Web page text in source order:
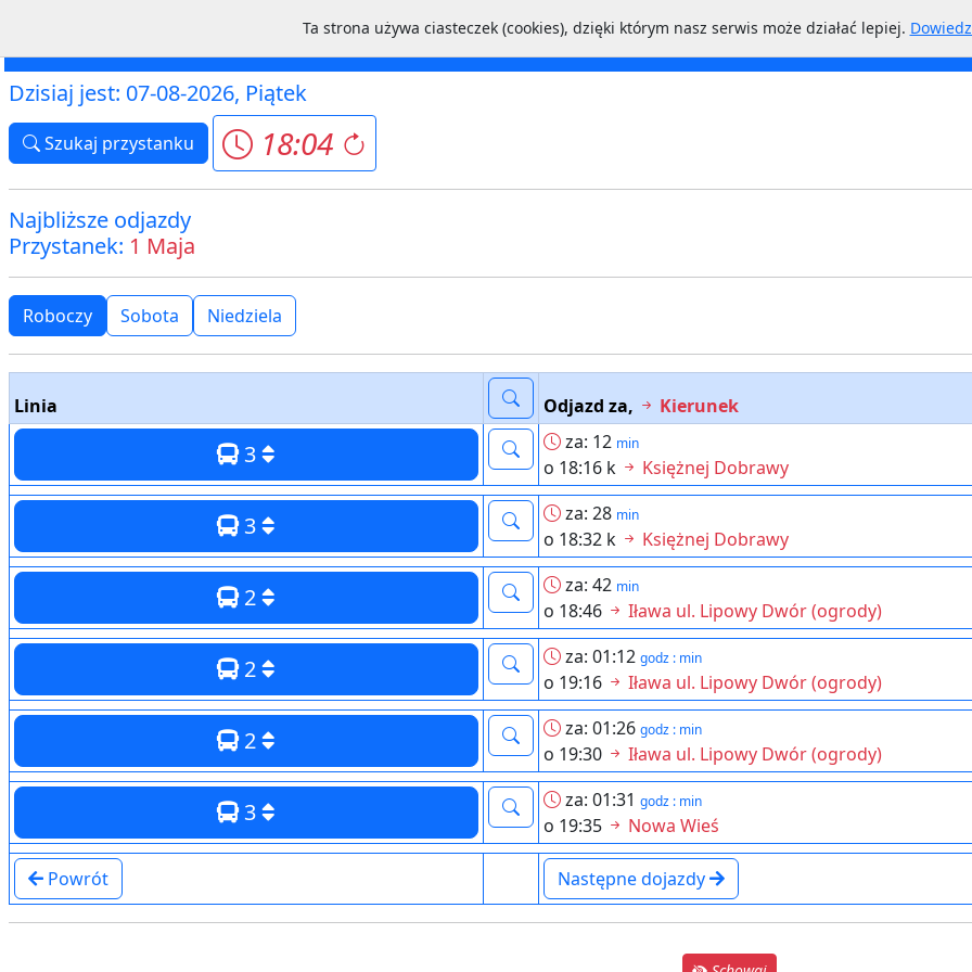
Schemat Mapa Linie Przystanki NextBus Miasto
Dzisiaj jest: 07-08-2026, Piątek
Szukaj przystanku 18:04
Najbliższe odjazdy
Przystanek: 1 Maja
Roboczy Sobota Niedziela
Linia Odjazd za, Kierunek
3 za: 12 min
o 18:16 k Księżnej Dobrawy
3 za: 28 min
o 18:32 k Księżnej Dobrawy
2 za: 42 min
o 18:46 Iława ul. Lipowy Dwór (ogrody)
2 za: 01:12 godz : min
o 19:16 Iława ul. Lipowy Dwór (ogrody)
2 za: 01:26 godz : min
o 19:30 Iława ul. Lipowy Dwór (ogrody)
3 za: 01:31 godz : min
o 19:35 Nowa Wieś
Powrót Następne dojazdy
Ta strona używa ciasteczek (cookies), dzięki którym nasz serwis może działać lepiej.